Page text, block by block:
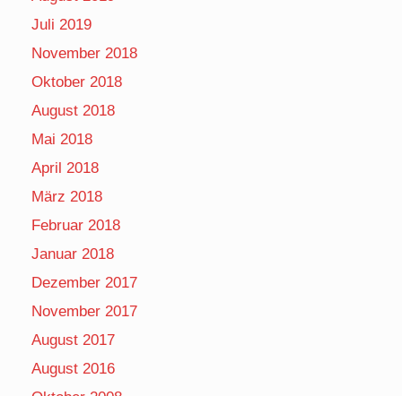
Juli 2019
November 2018
Oktober 2018
August 2018
Mai 2018
April 2018
März 2018
Februar 2018
Januar 2018
Dezember 2017
November 2017
August 2017
August 2016